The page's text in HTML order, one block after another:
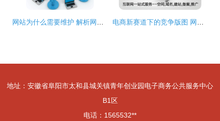
地址：安徽省阜阳市太和县城关镇青年创业园电子商务公共服务中心
B1区
电话：1565532**